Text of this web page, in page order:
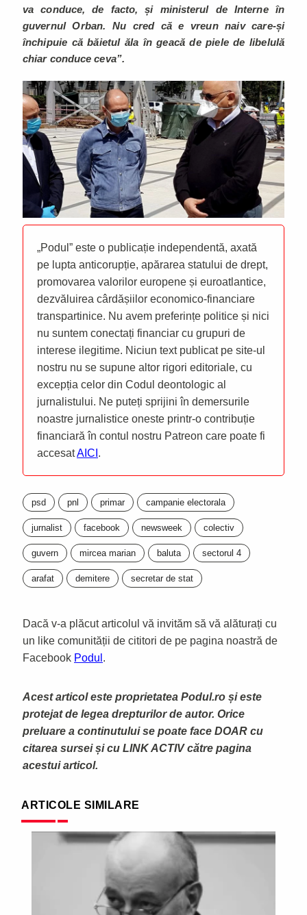
va conduce, de facto, și ministerul de Interne în
guvernul Orban. Nu cred că e vreun naiv care-și
închipuie că băietul ăla în geacă de piele de libelulă
chiar conduce ceva”.
„Podul” este o publicație independentă, axată
pe lupta anticorupție, apărarea statului de drept,
promovarea valorilor europene și euroatlantice,
dezvăluirea cârdășiilor economico-financiare
transpartinice. Nu avem preferințe politice și nici
nu suntem conectați financiar cu grupuri de
interese ilegitime. Niciun text publicat pe site-ul
nostru nu se supune altor rigori editoriale, cu
excepția celor din Codul deontologic al
jurnalistului. Ne puteți sprijini în demersurile
noastre jurnalistice oneste printr-o contribuție
financiară în contul nostru Patreon care poate fi
accesatAICI .
psd pnl primar campanie electorala
jurnalist facebook newsweek colectiv
guvern mircea marian baluta sectorul 4
arafat demitere secretar de stat
Dacă v-a plăcut articolul vă invităm să vă alăturați cu
un like comunității de cititori de pe pagina noastră de
Facebook Podul .
Acest articol este proprietatea Podul.ro și este
protejat de legea drepturilor de autor. Orice
preluare a continutului se poate face DOAR cu
citarea sursei și cu LINK ACTIV către pagina
acestui articol.
ARTICOLE SIMILARE